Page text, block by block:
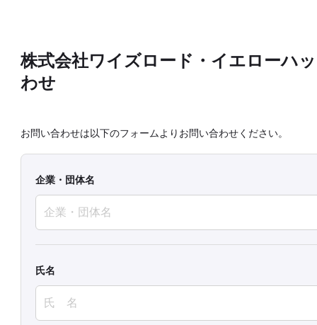
株式会社ワイズロード・イエローハ
わせ
お問い合わせは以下のフォームよりお問い合わせください。
企業・団体名
氏名